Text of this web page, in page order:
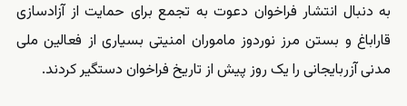
به دنبال انتشار فراخوان دعوت به تجمع برای حمایت از آزادسازی
قاراباغ و بستن مرز نوردوز ماموران امنیتی بسیاری از فعالین ملی
مدنی آزربایجانی را یک روز پیش از تاریخ فراخوان دستگیر کردند.